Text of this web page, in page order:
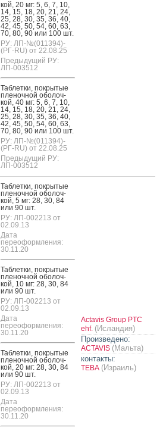
кой, 20 мг: 5, 6, 7, 10,
14, 15, 18, 20, 21, 24,
25, 28, 30, 35, 36, 40,
42, 45, 50, 54, 60, 63,
70, 80, 90 или 100 шт.
РУ: ЛП-№(011394)-
(РГ-RU) от 22.08.25
Предыдущий РУ:
ЛП-003512
Таб­летки, пок­ры­тые
пле­ноч­ной обо­лоч­
кой, 40 мг: 5, 6, 7, 10,
14, 15, 18, 20, 21, 24,
25, 28, 30, 35, 36, 40,
42, 45, 50, 54, 60, 63,
70, 80, 90 или 100 шт.
РУ: ЛП-№(011394)-
(РГ-RU) от 22.08.25
Предыдущий РУ:
ЛП-003512
Таб­летки, пок­ры­тые
пле­ноч­ной обо­лоч­
кой, 5 мг: 28, 30, 84
или 90 шт.
РУ: ЛП-002213 от
02.09.13
Дата
переоформления:
30.11.20
Таб­летки, пок­ры­тые
пле­ноч­ной обо­лоч­
кой, 10 мг: 28, 30, 84
или 90 шт.
РУ: ЛП-002213 от
02.09.13
Дата
переоформления:
30.11.20
Таб­летки, пок­ры­тые
пле­ноч­ной обо­лоч­
кой, 20 мг: 28, 30, 84
или 90 шт.
РУ: ЛП-002213 от
02.09.13
Дата
переоформления:
30.11.20
Actavis Group PTC
ehf. (Исландия)
Произведено:
ACTAVIS (Мальта)
контакты:
ТЕВА (Израиль)